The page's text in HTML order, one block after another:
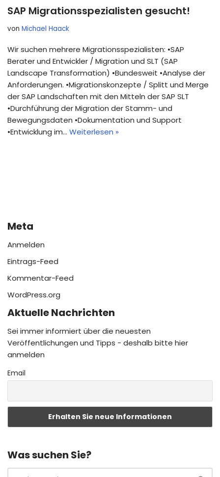
SAP Migrationsspezialisten gesucht!
von Michael Haack
Wir suchen mehrere Migrationsspezialisten: •SAP
Berater und Entwickler / Migration und SLT (SAP
Landscape Transformation) •Bundesweit •Analyse der
Anforderungen. •Migrationskonzepte / Splitt und Merge
der SAP Landschaften mit den Mitteln der SAP SLT
•Durchführung der Migration der Stamm- und
Bewegungsdaten •Dokumentation und Support
•Entwicklung im… Weiterlesen »
Meta
Anmelden
Eintrags-Feed
Kommentar-Feed
WordPress.org
Aktuelle Nachrichten
Sei immer informiert über die neuesten
Veröffentlichungen und Tipps - deshalb bitte hier
anmelden
Email
Was suchen Sie?